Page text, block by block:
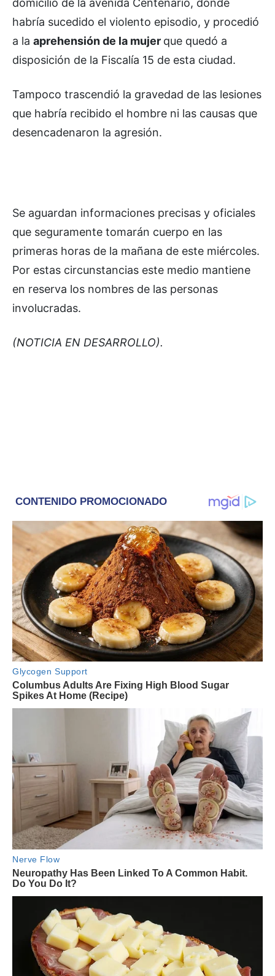
habría sucedido el violento episodio, y procedió
a la aprehensión de la mujer que quedó a
disposición de la Fiscalía 15 de esta ciudad.
Tampoco trascendió la gravedad de las lesiones
que habría recibido el hombre ni las causas que
desencadenaron la agresión.
Se aguardan informaciones precisas y oficiales
que seguramente tomarán cuerpo en las
primeras horas de la mañana de este miércoles.
Por estas circunstancias este medio mantiene
en reserva los nombres de las personas
involucradas.
(NOTICIA EN DESARROLLO).